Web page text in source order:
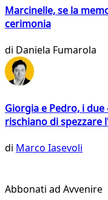
Marcinelle, se la
cerimonia
di Daniela Fumarola
Giorgia e Pedro, i
rischiano di spezzare
di Marco Iasevoli
Abbonati ad Avvenire